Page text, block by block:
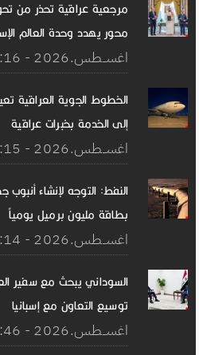
مرجعية عراقية تحذر من
محور يهدد وحدة العالم
08 اغســطس.2026 - 3:16
إلى الخدمة بخبرات عراقية
08 اغســطس.2026 - 3:15
النفط: التوجه لإنشاء أنبوب
بطاقة مليون برميل يومياً
08 اغســطس.2026 - 3:14
السوداني يبحث مع سفير
توسيع التعاون مع إسبانيا
08 اغســطس.2026 - 2:46